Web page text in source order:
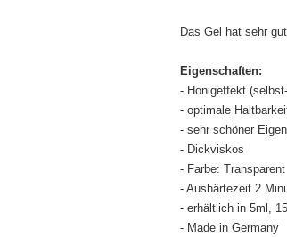
Das Gel hat sehr
Eigenschaften:
- Honigeffekt
- optimale
- sehr schöner
- Dickviskos
- Farbe: Transparent
- Aushärtezeit 2
- erhältlich in 5ml,
- Made in Germany